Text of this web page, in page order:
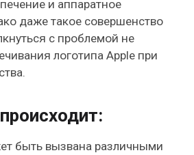
и аппаратное
даже такое совершенство
с проблемой не
логотипа Apple при
быть вызвана различными